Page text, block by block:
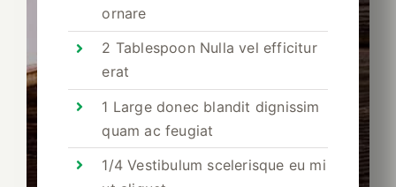
ornare
2 Tablespoon Nulla vel efficitur
erat
1 Large donec blandit dignissim
quam ac feugiat
1/4 Vestibulum scelerisque eu mi